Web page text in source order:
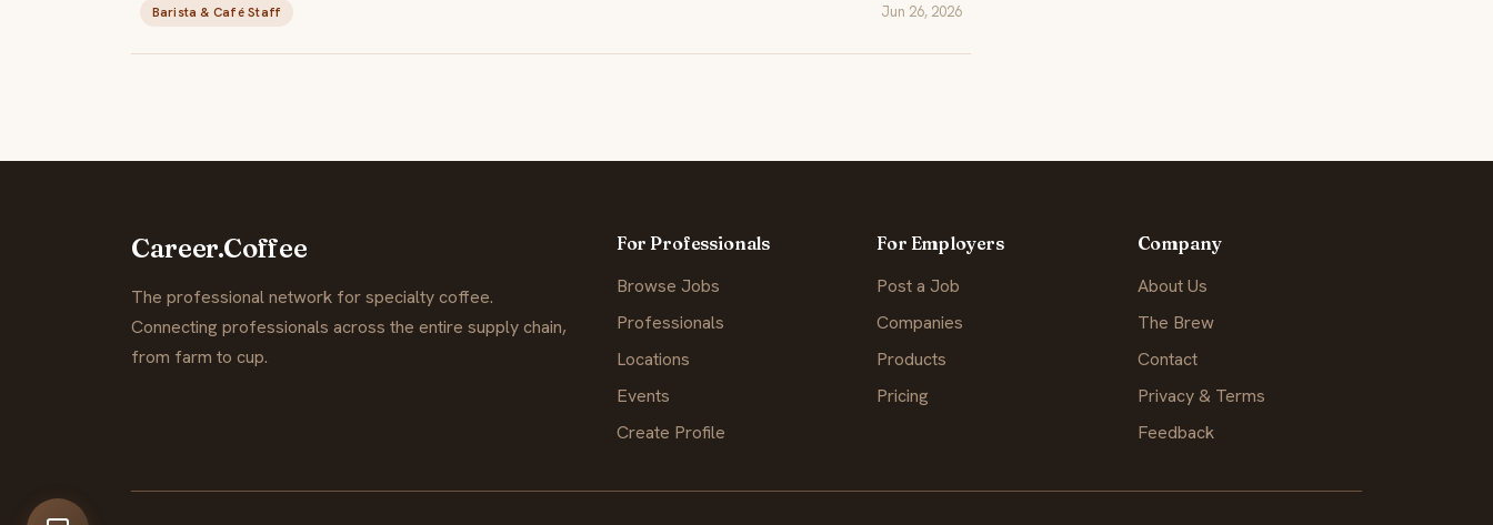
Barista & Café Staff Jun 26, 2026
Career.Coffee
The professional network for specialty coffee.
Connecting professionals across the entire supply chain,
from farm to cup.
For Professionals
Browse Jobs
Professionals
Locations
Events
Create Profile
For Employers
Post a Job
Companies
Products
Pricing
Company
About Us
The Brew
Contact
Privacy & Terms
Feedback